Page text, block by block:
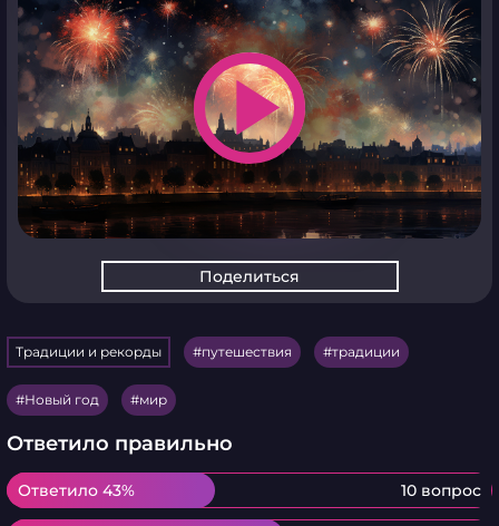
play_arrow
Поделиться
Традиции и рекорды путешествия традиции
Новый год мир
Ответило правильно
Ответило 43% 10 вопрос
Ответило 43%